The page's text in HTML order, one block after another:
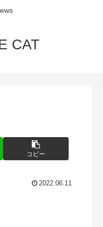
CAT
コピー
2022.06.11